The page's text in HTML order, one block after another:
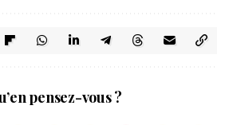
pensez-vous ?